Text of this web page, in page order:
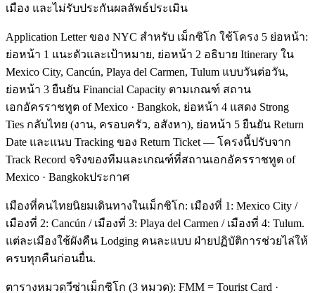
เมือง และไม่รับประกันผลลัพธ์ประเมิน
Application Letter ของ NYC สำหรับ เม็กซิโก ใช้โครง 5 ย่อหน้า:
ย่อหน้า 1 แนะตัวและเป้าหมาย, ย่อหน้า 2 อธิบาย Itinerary ใน
Mexico City, Cancún, Playa del Carmen, Tulum แบบวันต่อวัน,
ย่อหน้า 3 ยืนยัน Financial Capacity ตามเกณฑ์ สถาน
เอกอัครราชทูต of Mexico · Bangkok, ย่อหน้า 4 แสดง Strong
Ties กลับไทย (งาน, ครอบครัว, อสังหา), ย่อหน้า 5 ยืนยัน Return
Date และแนบ Tracking ของ Return Ticket — โครงนี้ปรับจาก
Track Record จริงของทีมและเกณฑ์ที่สถานเอกอัครราชทูต of
Mexico · Bangkokประกาศ
เมืองที่คนไทยนิยมเดินทางในเม็กซิโก: เมืองที่ 1: Mexico City /
เมืองที่ 2: Cancún / เมืองที่ 3: Playa del Carmen / เมืองที่ 4: Tulum.
แต่ละเมืองใช้ผังคืน Lodging คนละแบบ ฝ่ายปฏิบัติการช่วยไล่ให้
ครบทุกคืนก่อนยื่น.
ตารางหมวดวีซ่าเม็กซิโก (3 หมวด): FMM = Tourist Card ·